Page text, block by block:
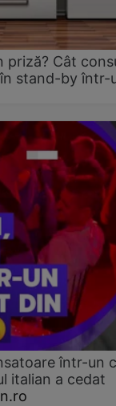
priză? Cât
stand-by într-
într-un
italian a cedat